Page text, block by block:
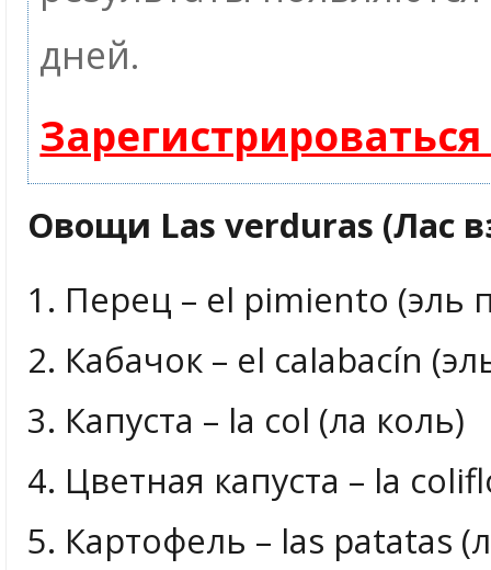
дней.
Овощи Las verduras (Лас
1. Перец – el pimiento (эль
2. Кабачок – el calabacín
3. Капуста – la col (ла коль)
4. Цветная капуста – la
5. Картофель – las patatas